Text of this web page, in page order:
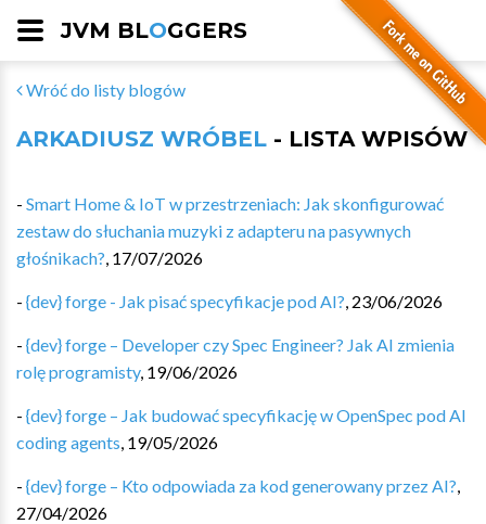
JVM BLOGGERS
Wróć do listy blogów
ARKADIUSZ WRÓBEL - LISTA WPISÓW
- Smart Home & IoT w przestrzeniach: Jak skonfigurować
zestaw do słuchania muzyki z adapteru na pasywnych
głośnikach?, 17/07/2026
- {dev} forge - Jak pisać specyfikacje pod AI?, 23/06/2026
- {dev} forge – Developer czy Spec Engineer? Jak AI zmienia
rolę programisty, 19/06/2026
- {dev} forge – Jak budować specyfikację w OpenSpec pod AI
coding agents, 19/05/2026
- {dev} forge – Kto odpowiada za kod generowany przez AI?,
27/04/2026